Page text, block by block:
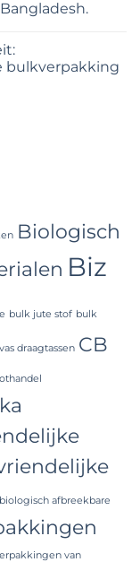
bulkverpakking
Biologisch
Biz
bulk jute stof bulk
draagtassen CB
biologisch afbreekbare
van